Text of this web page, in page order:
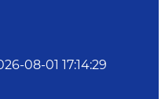
08-01 17:14:29